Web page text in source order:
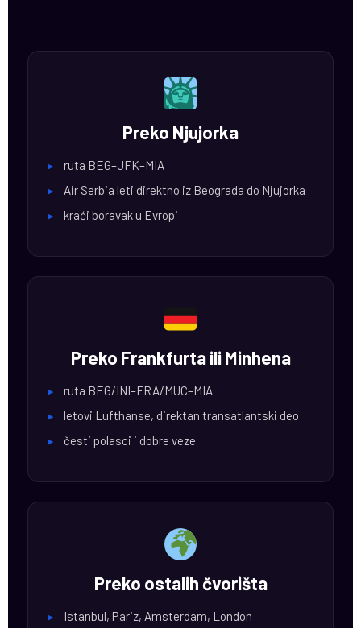
Preko Njujorka
▸
ruta BEG–JFK–MIA
▸
Air Serbia leti direktno iz Beograda do Njujorka
▸
kraći boravak u Evropi
Preko Frankfurta ili Minhena
▸
ruta BEG/INI–FRA/MUC–MIA
▸
letovi Lufthanse, direktan transatlantski deo
▸
česti polasci i dobre veze
Preko ostalih čvorišta
▸ Istanbul, Pariz, Amsterdam, London